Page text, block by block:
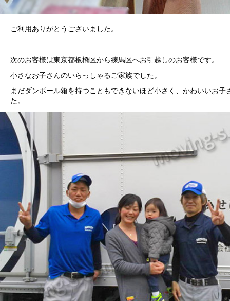
ご利用ありがとうございました。
次のお客様は東京都板橋区から練馬区へお引越しのお客様です。
小さなお子さんのいらっしゃるご家族でした。
まだダンボール箱を持つこともできないほど小さく、かわいいお子
た。